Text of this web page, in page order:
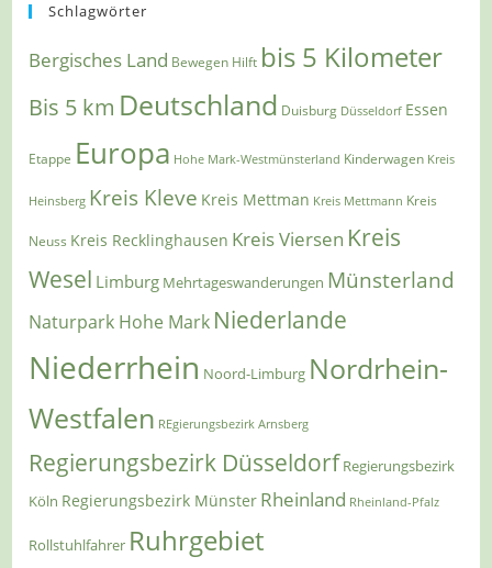
Schlagwörter
Bergisches Land Bewegen Hilft bis 5 Kilometer
Bis 5 km Deutschland Duisburg Düsseldorf Essen
Etappe Europa Hohe Mark-Westmünsterland Kinderwagen Kreis
Heinsberg Kreis Kleve Kreis Mettman Kreis Mettmann Kreis
Neuss Kreis Recklinghausen Kreis Viersen Kreis
Wesel Limburg Mehrtageswanderungen Münsterland
Naturpark Hohe Mark Niederlande
Niederrhein Noord-Limburg Nordrhein-
Westfalen REgierungsbezirk Arnsberg
Regierungsbezirk Düsseldorf Regierungsbezirk
Köln Regierungsbezirk Münster Rheinland Rheinland-Pfalz
Rollstuhlfahrer Ruhrgebiet